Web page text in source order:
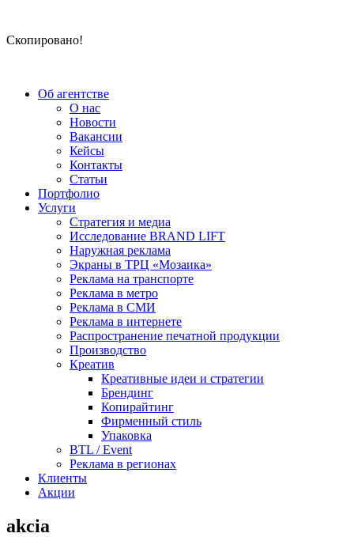
Скопировано!
Об агентстве
О нас
Новости
Вакансии
Кейсы
Контакты
Статьи
Портфолио
Услуги
Стратегия и медиа
Исследование BRAND LIFT
Наружная реклама
Экраны в ТРЦ «Мозаика»
Реклама на транспорте
Реклама в метро
Реклама в СМИ
Реклама в интернете
Распространение печатной продукции
Производство
Креатив
Креативные идеи и стратегии
Брендинг
Копирайтинг
Фирменный стиль
Упаковка
BTL / Event
Реклама в регионах
Клиенты
Акции
akcia